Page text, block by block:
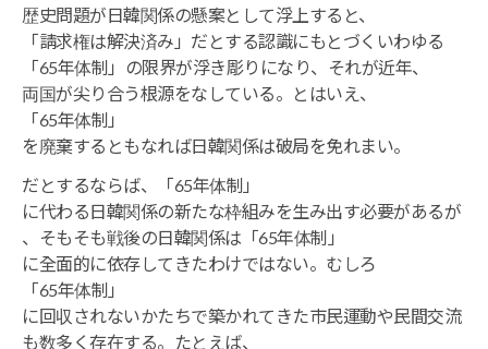
歴史問題が日韓関係の懸案として浮上すると、
「請求権は解決済み」だとする認識にもとづくいわゆる
「65年体制」の限界が浮き彫りになり、それが近年、
両国が尖り合う根源をなしている。とはいえ、
「65年体制」
を廃棄するともなれば日韓関係は破局を免れまい。
だとするならば、「65年体制」
に代わる日韓関係の新たな枠組みを生み出す必要があるが
、そもそも戦後の日韓関係は「65年体制」
に全面的に依存してきたわけではない。むしろ
「65年体制」
に回収されないかたちで築かれてきた市民運動や民間交流
も数多く存在する。たとえば、